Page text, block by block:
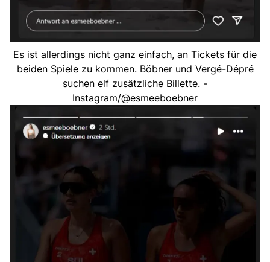
Es ist allerdings nicht ganz einfach, an Tickets für die
beiden Spiele zu kommen. Böbner und Vergé-Dépré
suchen elf zusätzliche Billette. -
Instagram/@esmeeboebner